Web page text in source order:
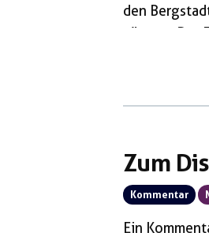
den
können.
Zum
Kommentar
Ein